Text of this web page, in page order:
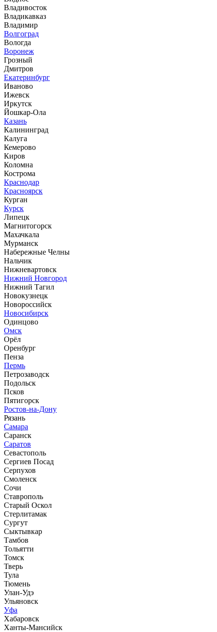
Владивосток
Владикавказ
Владимир
Волгоград
Вологда
Воронеж
Грозный
Дмитров
Екатеринбург
Иваново
Ижевск
Иркутск
Йошкар-Ола
Казань
Калининград
Калуга
Кемерово
Киров
Коломна
Кострома
Краснодар
Красноярск
Курган
Курск
Липецк
Магнитогорск
Махачкала
Мурманск
Набережные Челны
Нальчик
Нижневартовск
Нижний Новгород
Нижний Тагил
Новокузнецк
Новороссийск
Новосибирск
Одинцово
Омск
Орёл
Оренбург
Пенза
Пермь
Петрозаводск
Подольск
Псков
Пятигорск
Ростов-на-Дону
Рязань
Самара
Саранск
Саратов
Севастополь
Сергиев Посад
Серпухов
Смоленск
Сочи
Ставрополь
Старый Оскол
Стерлитамак
Сургут
Сыктывкар
Тамбов
Тольятти
Томск
Тверь
Тула
Тюмень
Улан-Удэ
Ульяновск
Уфа
Хабаровск
Ханты-Мансийск